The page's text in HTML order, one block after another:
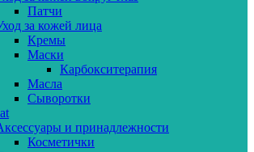
Патчи
за кожей лица
Кремы
Маски
Карбокситерапия
Масла
Сыворотки
и принадлежности
Косметички